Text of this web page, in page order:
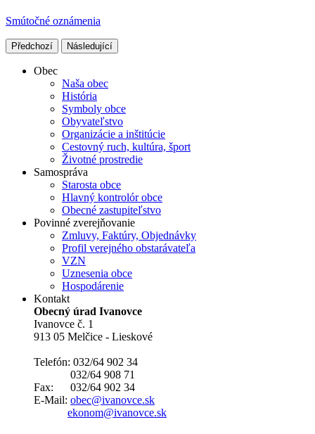
Smútočné oznámenia
Předchozí Následující
Obec
Naša obec
História
Symboly obce
Obyvateľstvo
Organizácie a inštitúcie
Cestovný ruch, kultúra, šport
Životné prostredie
Samospráva
Starosta obce
Hlavný kontrolór obce
Obecné zastupiteľstvo
Povinné zverejňovanie
Zmluvy, Faktúry, Objednávky
Profil verejného obstarávateľa
VZN
Uznesenia obce
Hospodárenie
Kontakt
Obecný úrad Ivanovce
Ivanovce č. 1
913 05 Melčice - Lieskové
Telefón: 032/64 902 34
032/64 908 71
Fax: 032/64 902 34
E-Mail: obec@ivanovce.sk
ekonom@ivanovce.sk